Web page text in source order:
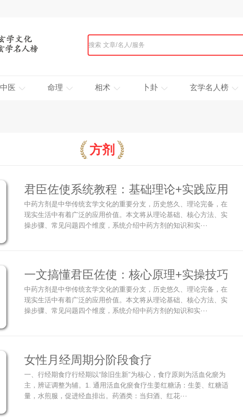
中医 命理 相术 卜卦 玄学名人榜
方剂
君臣佐使系统教程：基础理论+实践应用
+效果验证
中药方剂是中华传统玄学文化的重要分支，历史悠久、理论完备，在
现实生活中有着广泛的应用价值。本文将从理论基础、核心方法、实
操步骤、常见问题四个维度，系统介绍中药方剂的知识和实···
一文搞懂君臣佐使：核心原理+实操技巧
+进阶建议
中药方剂是中华传统玄学文化的重要分支，历史悠久、理论完备，在
现实生活中有着广泛的应用价值。本文将从理论基础、核心方法、实
操步骤、常见问题四个维度，系统介绍中药方剂的知识和实···
女性月经周期分阶段食疗
一、行经期食疗行经期以“除旧生新”为核心，食疗原则为活血化瘀为
主，辨证调整为辅。1. 通用活血化瘀食疗生姜红糖汤：生姜、红糖适
量，水煎服，促进经血排出。药酒类：当归酒、红花···